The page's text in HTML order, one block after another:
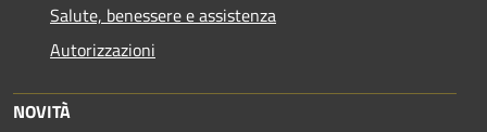
Salute, benessere e assistenza
Autorizzazioni
NOVITÀ